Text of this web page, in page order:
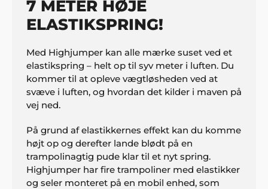
7 METER HØJE
ELASTIKSPRING!
Med Highjumper kan alle mærke suset ved et
elastikspring – helt op til syv meter i luften. Du
kommer til at opleve vægtløsheden ved at
svæve i luften, og hvordan det kilder i maven på
vej ned.
På grund af elastikkernes effekt kan du komme
højt op og derefter lande blødt på en
trampolinagtig pude klar til et nyt spring.
Highjumper har fire trampoliner med elastikker
og seler monteret på en mobil enhed, som